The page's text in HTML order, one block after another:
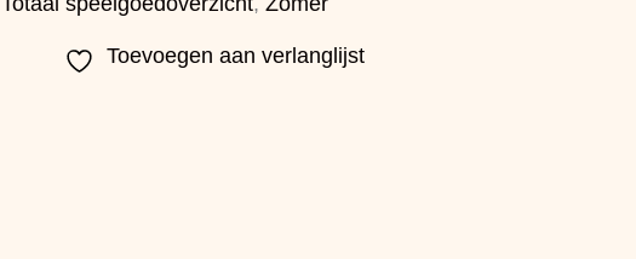
Toevoegen aan verlanglijst